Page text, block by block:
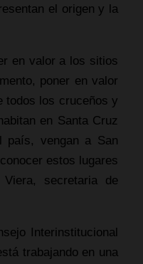
el origen y la
en valor a los sitios
poner en valor
todos los cruceños y
en Santa Cruz
país, vengan a San
estos lugares
Viera, secretaria de
Interinstitucional
trabajando en una